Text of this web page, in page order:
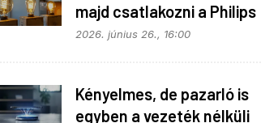
majd csatlakozni a Philips
Hue égők
2026. június 26., 16:00
Kényelmes, de pazarló is
egyben a vezeték nélküli